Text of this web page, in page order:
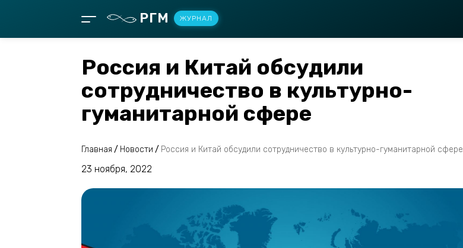
РГМ ЖУРНАЛ
Россия и Китай обсудили
сотрудничество в культурно-
гуманитарной сфере
Главная / Новости / Россия и Китай обсудили сотрудничество в культурно-гуманитарной сфере
23 ноября, 2022